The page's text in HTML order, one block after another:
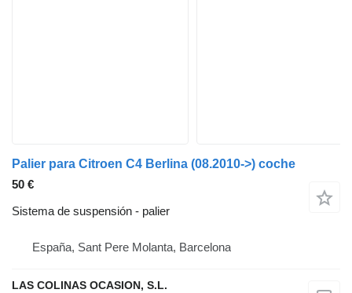
Palier para Citroen C4 Berlina (08.2010->) coche
50 €
Sistema de suspensión - palier
España, Sant Pere Molanta, Barcelona
LAS COLINAS OCASION, S.L.